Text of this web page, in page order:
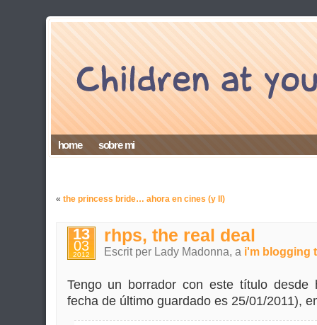
home sobre mi
« the princess bride… ahora en cines (y II)
13
03
2012
rhps, the real deal
Escrit per Lady Madonna, a i'm blogging
Tengo un borrador con este título
fecha de último guardado es 25/01/2011),